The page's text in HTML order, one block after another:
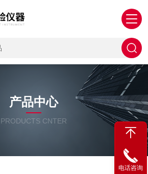
产品中心
PRODUCTS CNTER
电话咨询